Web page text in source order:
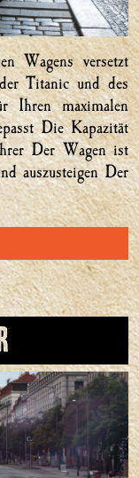
Wagens versetzt
Titanic und des
Ihren maximalen
Die Kapazität
Der Wagen ist
auszusteigen Der